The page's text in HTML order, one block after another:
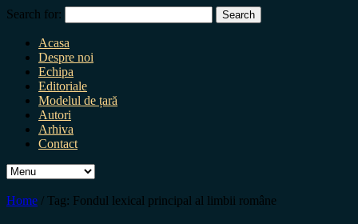
Search for:
Acasa
Despre noi
Echipa
Editoriale
Modelul de țară
Autori
Arhiva
Contact
Home / Tag: Fondul lexical principal al limbii române